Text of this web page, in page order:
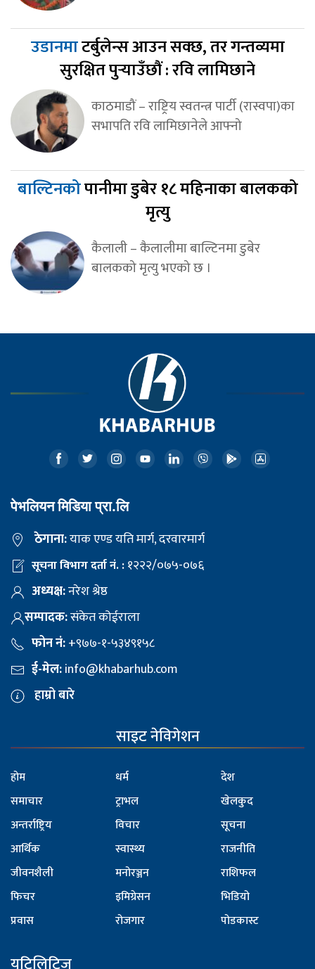
उडानमाटर्बुलेन्स आउन सक्छ, तर गन्तव्यमा
सुरक्षित पुर्‍याउँछौं : रवि लामिछाने
काठमाडौं – राष्ट्रिय स्वतन्त्र पार्टी (रास्वपा)का
सभापति रवि लामिछानेले आफ्नो
बाल्टिनकोपानीमा डुबेर १८ महिनाका बालकको
मृत्यु
कैलाली – कैलालीमा बाल्टिनमा डुबेर
बालकको मृत्यु भएको छ ।
पेभलियन मिडिया प्रा.लि
ठेगाना:याक एण्ड यति मार्ग, दरवारमार्ग
सूचना विभाग दर्ता नं. :१२२२/०७५-०७६
अध्यक्ष:नरेश श्रेष्ठ
सम्पादक:संकेत कोईराला
फोन नं:+९७७-१-५३४९१५८
ई-मेल:info@khabarhub.com
हाम्रो बारे
साइट नेविगेशन
होम
समाचार
अन्तर्राष्ट्रिय
आर्थिक
जीवनशैली
फिचर
प्रवास
धर्म
ट्राभल
विचार
स्वास्थ्य
मनोरञ्जन
इमिग्रेसन
रोजगार
देश
खेलकुद
सूचना
राजनीति
राशिफल
भिडियो
पोडकास्ट